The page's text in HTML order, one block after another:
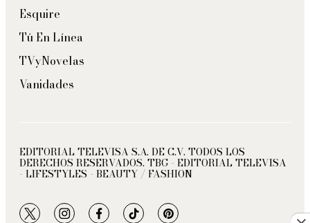
Esquire
Tú En Línea
TVyNovelas
Vanidades
EDITORIAL TELEVISA S.A. DE C.V. TODOS LOS
DERECHOS RESERVADOS. TBG - EDITORIAL TELEVISA
- LIFESTYLES - BEAUTY / FASHION